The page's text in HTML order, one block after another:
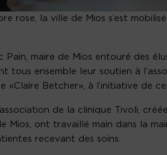
rose, la ville de Mios s’est
Pain, maire de Mios entouré des
tous ensemble leur soutien à
«Claire Betcher», à l’initiative de
de la clinique Tivoli,
Mios, ont travaillé main dans la
recevant des soins.